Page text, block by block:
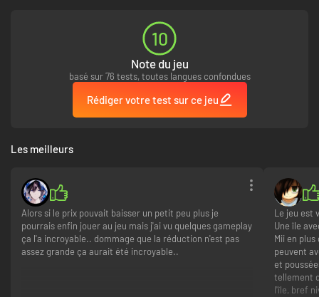
10
Note du jeu
basé sur 76 tests, toutes langues confondues
Rédiger votre test sur ce jeu
Les meilleurs
Alors si le prix pouvait baisser un petit peu plus je
pourrais enfin jouer au jeu mais j'ai vu quelques gameplay
ça l'a incroyable.. dommage que la réduction n'est pas
assez grande ça aurait été incroyable..
Le jeu est
Une île
Mii en
peuvent
et
tellement
l'île, bref